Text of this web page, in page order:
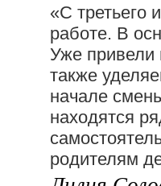
«С третьего
работе. В
Уже привели
также
начале
находятся
родителям